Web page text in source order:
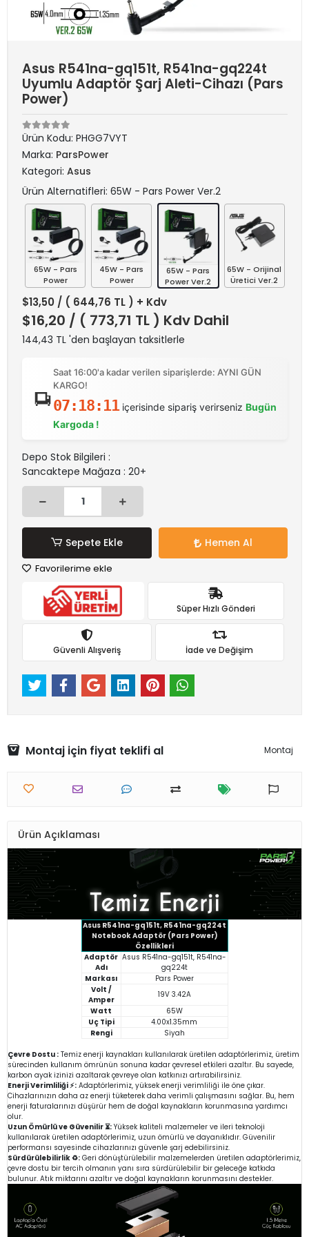
Asus R541na-gq151t, R541na-gq224t
Uyumlu Adaptör Şarj Aleti-Cihazı (Pars
Power)
Ürün Kodu: PHGG7VYT
Marka: ParsPower
Kategori: Asus
Ürün Alternatifleri: 65W - Pars Power Ver.2
65W - Pars
Power
45W - Pars
Power
65W - Pars
Power Ver.2
65W - Orijinal
Üretici Ver.2
$13,50 / ( 644,76 TL ) + Kdv
$16,20 / ( 773,71 TL ) Kdv Dahil
144,43 TL 'den başlayan taksitlerle
Saat 16:00'a kadar verilen siparişlerde: AYNI GÜN
KARGO!
07:18:10içerisinde sipariş verirseniz Bugün
Kargoda !
Depo Stok Bilgileri :
Sancaktepe Mağaza : 20+
Sepete Ekle Hemen Al
Favorilerime ekle
Süper Hızlı Gönderi
Güvenli Alışveriş İade ve Değişim
Montaj için fiyat teklifi al Montaj
Ürün Açıklaması
Asus R541na-gq151t, R541na-gq224t
Notebook Adaptör (Pars Power)
Özellikleri
Adaptör
Adı
Asus R541na-gq151t, R541na-
gq224t
Markası
Pars Power
Volt /
Amper
19V 3.42A
Watt
65W
Uç Tipi
4.00x1.35mm
Rengi
Siyah
Çevre Dostu : Temiz enerji kaynakları kullanılarak üretilen adaptörlerimiz, üretim
sürecinden kullanım ömrünün sonuna kadar çevresel etkileri azaltır. Bu sayede,
karbon ayak izinizi azaltarak çevreye olan katkınızı artırabilirsiniz.
Enerji Verimliliği ⚡: Adaptörlerimiz, yüksek enerji verimliliği ile öne çıkar.
Cihazlarınızın daha az enerji tüketerek daha verimli çalışmasını sağlar. Bu, hem
enerji faturalarınızı düşürür hem de doğal kaynakların korunmasına yardımcı
olur.
Uzun Ömürlü ve Güvenilir ⏳: Yüksek kaliteli malzemeler ve ileri teknoloji
kullanılarak üretilen adaptörlerimiz, uzun ömürlü ve dayanıklıdır. Güvenilir
performansı sayesinde cihazlarınızı güvenle şarj edebilirsiniz.
Sürdürülebilirlik ♻️: Geri dönüştürülebilir malzemelerden üretilen adaptörlerimiz,
çevre dostu bir tercih olmanın yanı sıra sürdürülebilir bir geleceğe katkıda
bulunur. Atık miktarını azaltır ve doğal kaynakların korunmasını destekler.